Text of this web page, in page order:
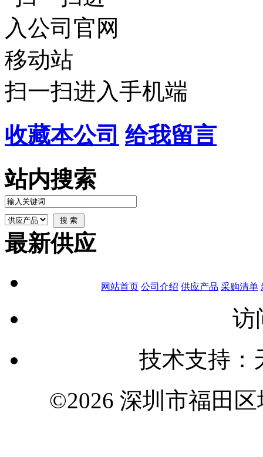
扫一扫进入手机端
收藏本公司 给我留言
站内搜索
最新供应
网站首页 公司介绍 供应产品 采购清单
访
技术支持：
©2026 深圳市福田